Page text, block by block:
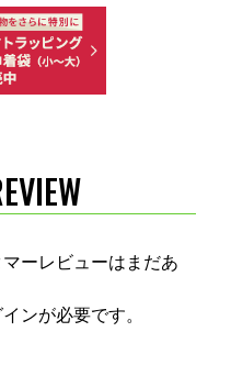
ーレビューはまだあ
インが必要です。